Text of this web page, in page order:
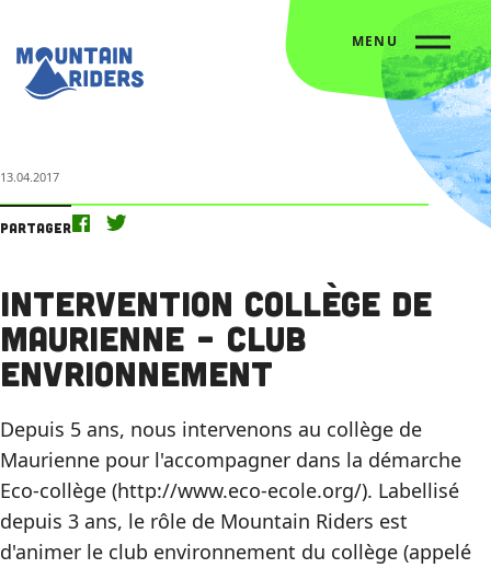
MENU
13.04.2017
Partager
Intervention collège de
Maurienne – Club
envrionnement
Depuis 5 ans, nous intervenons au collège de
Maurienne pour l'accompagner dans la démarche
Eco-collège (http://www.eco-ecole.org/). Labellisé
depuis 3 ans, le rôle de Mountain Riders est
d'animer le club environnement du collège (appelé